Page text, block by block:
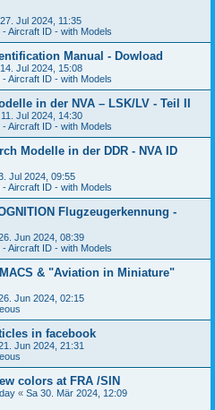
Jul 2024, 11:35
Aircraft ID - with Models
Manual - Dowload
Jul 2024, 15:08
Aircraft ID - with Models
in der NVA – LSK/LV - Teil II
Jul 2024, 14:30
Aircraft ID - with Models
Modelle in der DDR - NVA ID
Jul 2024, 09:55
Aircraft ID - with Models
Flugzeugerkennung -
Jun 2024, 08:39
Aircraft ID - with Models
& "Aviation in Miniature"
Jun 2024, 02:15
in facebook
Jun 2024, 21:31
colors at FRA /SIN
« Sa 30. Mär 2024, 12:09